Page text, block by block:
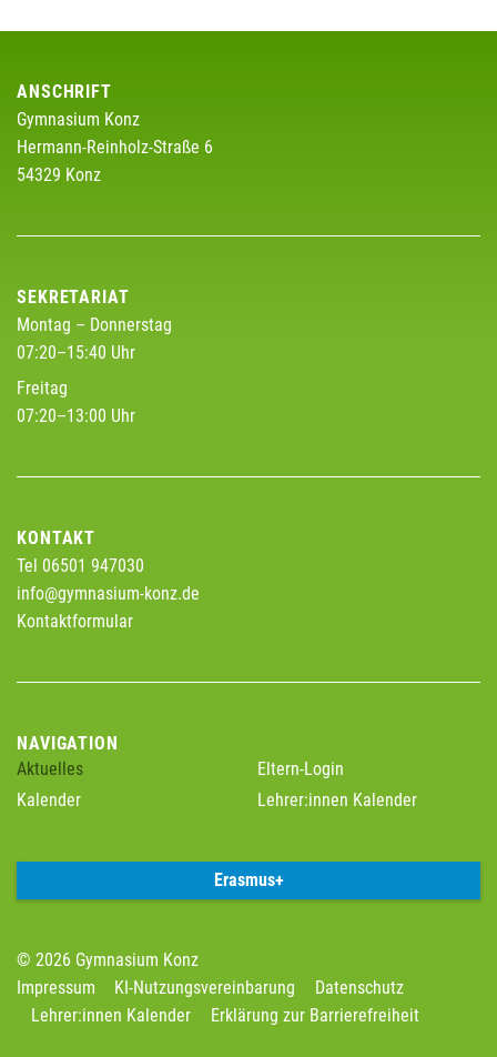
ANSCHRIFT
Gymnasium Konz
Hermann-Reinholz-Straße 6
54329 Konz
SEKRETARIAT
Montag – Donnerstag
07:20–15:40 Uhr
Freitag
07:20–13:00 Uhr
KONTAKT
Tel 06501 947030
info@gymnasium-konz.de
Kontaktformular
NAVIGATION
Aktuelles
Kalender
Eltern-Login
Lehrer:innen Kalender
Erasmus+
© 2026 Gymnasium Konz
Impressum
KI-Nutzungsvereinbarung
Datenschutz
Lehrer:innen Kalender
Erklärung zur Barrierefreiheit